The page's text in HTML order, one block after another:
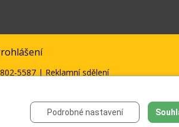
5587 | Reklamní sdělení
Podrobné nastavení